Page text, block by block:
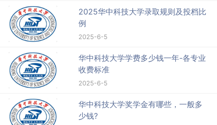
2025华中科技大学录取规则及投档比
例
2025-6-5
华中科技大学学费多少钱一年-各专业
收费标准
2025-6-5
华中科技大学奖学金有哪些，一般多
少钱?